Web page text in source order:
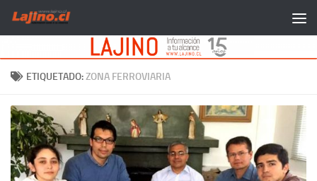
Saltar al contenido
ETIQUETADO:ZONA FERROVIARIA